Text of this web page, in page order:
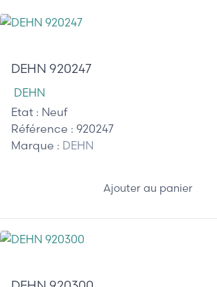
DEHN 920247
DEHN
Etat : Neuf
Référence : 920247
Marque : DEHN
Ajouter au panier